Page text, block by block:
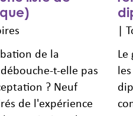
de la
t-elle pas
? Neuf
de l'expérience
|